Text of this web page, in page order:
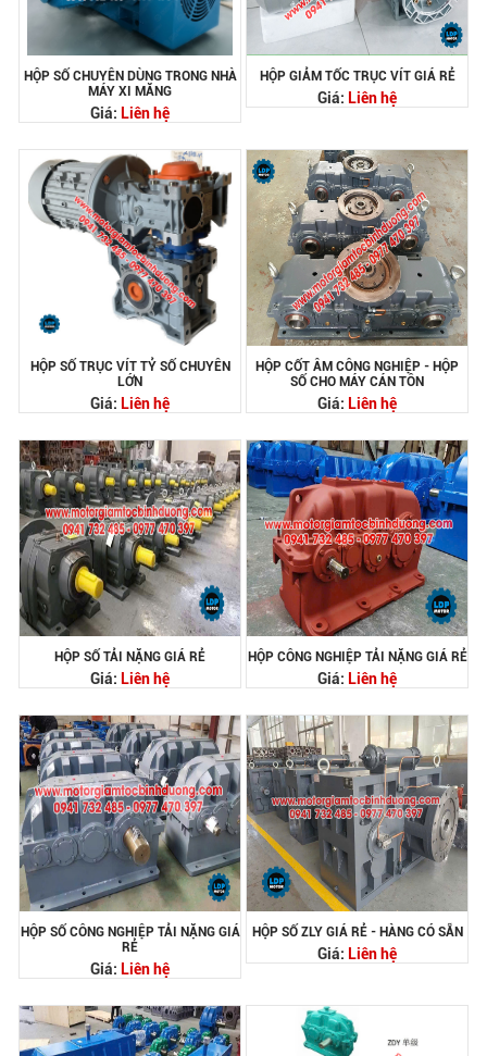
HỘP SỐ CHUYÊN DÙNG TRONG NHÀ
MÁY XI MĂNG
Giá: Liên hệ
HỘP GIẢM TỐC TRỤC VÍT GIÁ RẺ
Giá: Liên hệ
HỘP SỐ TRỤC VÍT TỶ SỐ CHUYÊN
LỚN
Giá: Liên hệ
HỘP CỐT ÂM CÔNG NGHIỆP - HỘP
SỐ CHO MÁY CÁN TÔN
Giá: Liên hệ
HỘP SỐ TẢI NẶNG GIÁ RẺ
Giá: Liên hệ
HỘP CÔNG NGHIỆP TẢI NẶNG GIÁ RẺ
Giá: Liên hệ
HỘP SỐ CÔNG NGHIỆP TẢI NẶNG GIÁ
RẺ
Giá: Liên hệ
HỘP SỐ ZLY GIÁ RẺ - HÀNG CÓ SẴN
Giá: Liên hệ